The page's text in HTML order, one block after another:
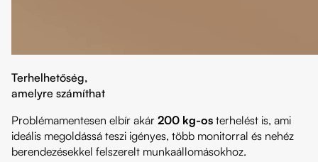
Terhelhetőség,
amelyre számíthat
Problémamentesen elbír akár 200 kg-os terhelést is, ami
ideális megoldássá teszi igényes, több monitorral és nehéz
berendezésekkel felszerelt munkaállomásokhoz.